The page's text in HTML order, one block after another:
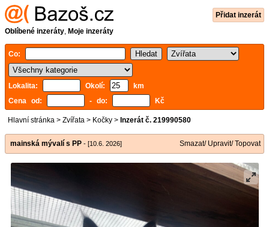
Přidat inzerát
Oblíbené inzeráty, Moje inzeráty
Co:
Lokalita: Okolí:
km
Cena od:
- do: Kč
Hlavní stránka > Zvířata > Kočky > Inzerát č. 219990580
mainská mývalí s PP - [10.6. 2026] Smazat/ Upravit/ Topovat